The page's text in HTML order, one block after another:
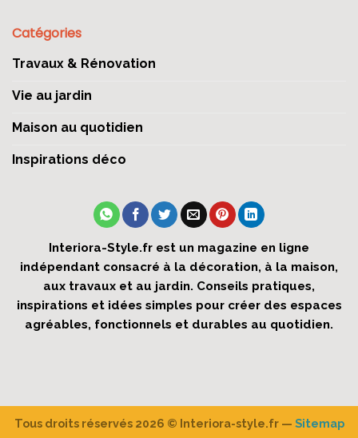
Catégories
Travaux & Rénovation
Vie au jardin
Maison au quotidien
Inspirations déco
Interiora-Style.fr est un magazine en ligne
indépendant consacré à la décoration, à la maison,
aux travaux et au jardin. Conseils pratiques,
inspirations et idées simples pour créer des espaces
agréables, fonctionnels et durables au quotidien.
Tous droits réservés 2026 © Interiora-style.fr— Sitemap